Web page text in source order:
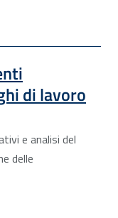
di lavoro
e analisi del
delle